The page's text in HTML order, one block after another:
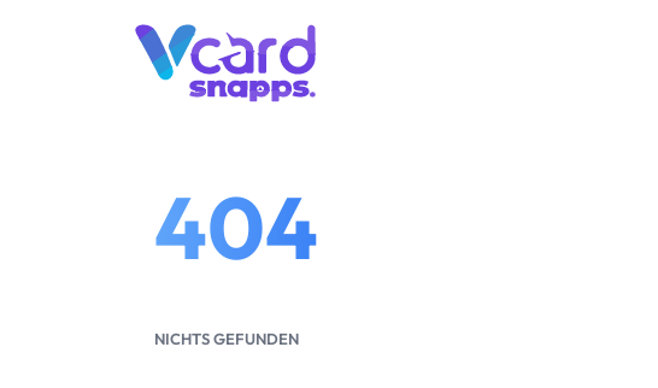
404
NICHTS GEFUNDEN